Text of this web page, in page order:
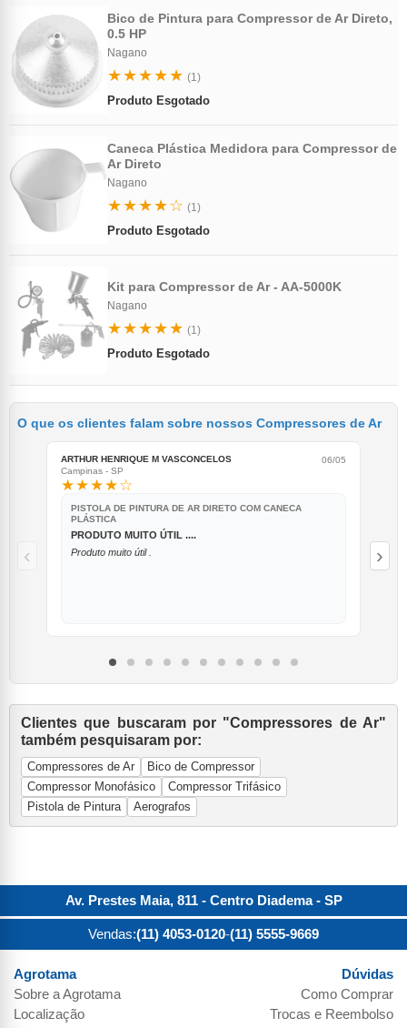
Bico de Pintura para Compressor de Ar Direto,
0.5 HP
Nagano
★★★★★ (1)
Produto Esgotado
Caneca Plástica Medidora para Compressor de
Ar Direto
Nagano
★★★★☆ (1)
Produto Esgotado
Kit para Compressor de Ar - AA-5000K
Nagano
★★★★★ (1)
Produto Esgotado
O que os clientes falam sobre nossos Compressores de Ar
‹
ARTHUR HENRIQUE M VASCONCELOS
Campinas - SP
06/05
★★★★☆
PISTOLA DE PINTURA DE AR DIRETO COM CANECA
PLÁSTICA
PRODUTO MUITO ÚTIL ....
Produto muito útil .
›
Clientes que buscaram por "Compressores de Ar"
também pesquisaram por:
Compressores de Ar
Bico de Compressor
Compressor Monofásico
Compressor Trifásico
Pistola de Pintura
Aerografos
Av. Prestes Maia, 811 - Centro Diadema- SP
Vendas:(11) 4053-0120-(11) 5555-9669
Agrotama
Sobre aAgrotama
Localização
Dúvidas
Como Comprar
Trocas e Reembolso